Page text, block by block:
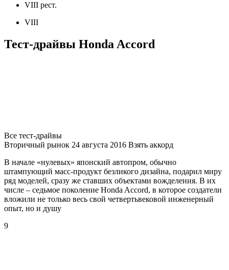
VIII рест.
VIII
Тест-драйвы Honda Accord
Все тест-драйвы
Вторичный рынок 24 августа 2016 Взять аккорд
В начале «нулевых» японский автопром, обычно
штампующий масс-продукт безликого дизайна, подарил миру
ряд моделей, сразу же ставших объектами вожделения. В их
числе – седьмое поколение Honda Accord, в которое создатели
вложили не только весь свой четвертьвековой инженерный
опыт, но и душу
9